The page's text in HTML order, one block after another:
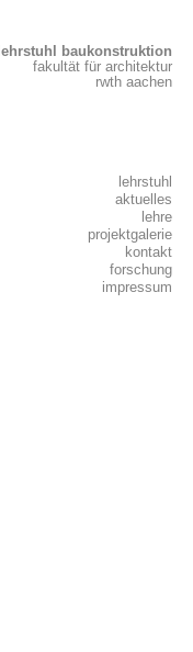
lehrstuhl baukonstruktion
fakultät für architektur
rwth aachen
lehrstuhl
aktuelles
lehre
projektgalerie
kontakt
forschung
impressum